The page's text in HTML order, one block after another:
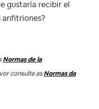
gustaría recibir el
anfitriones?
Normas de la
consulte as Normas da